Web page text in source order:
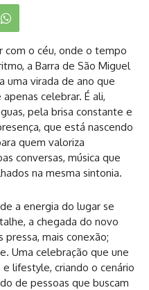
com o céu, onde o tempo
a Barra de São Miguel
uma virada de ano que
celebrar. É ali,
pela brisa constante e
que está nascendo
quem valoriza
conversas, música que
na mesma sintonia.
a energia do lugar se
a chegada do novo
mais conexão;
Uma celebração que une
lifestyle, criando o cenário
de pessoas que buscam